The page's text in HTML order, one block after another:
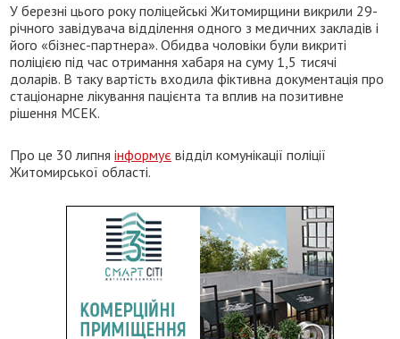
У березні цього року поліцейські Житомирщини викрили 29-
річного завідувача відділення одного з медичних закладів і
його «бізнес-партнера». Обидва чоловіки були викриті
поліцією під час отримання хабаря на суму 1,5 тисячі
доларів. В таку вартість входила фіктивна документація про
стаціонарне лікування пацієнта та вплив на позитивне
рішення МСЕК.
Про це 30 липняінформує відділ комунікації поліції
Житомирської області.